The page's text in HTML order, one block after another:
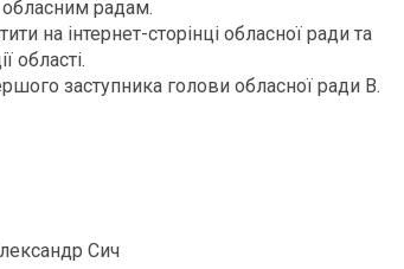
обласним радам.
на інтернет-сторінці обласної ради та
області.
заступника голови обласної ради В.
Сич